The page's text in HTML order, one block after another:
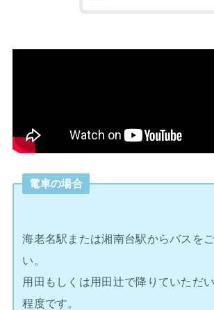
電車の場合
海老名駅または湘南台駅からバスを
い。
用田もしくは用田辻で降りていただ
程度です。